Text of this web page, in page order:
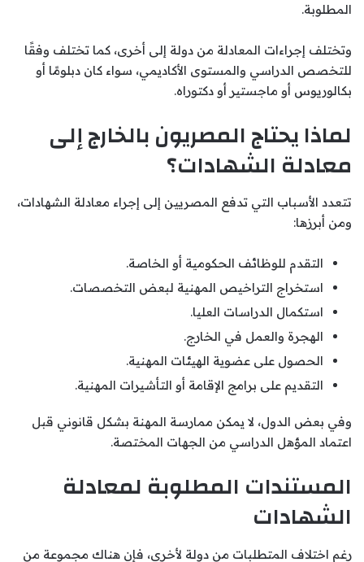
المطلوبة.
وتختلف إجراءات المعادلة من دولة إلى أخرى، كما تختلف وفقًا
للتخصص الدراسي والمستوى الأكاديمي، سواء كان دبلومًا أو
بكالوريوس أو ماجستير أو دكتوراه.
لماذا يحتاج المصريون بالخارج إلى
معادلة الشهادات؟
تتعدد الأسباب التي تدفع المصريين إلى إجراء معادلة الشهادات،
ومن أبرزها:
التقدم للوظائف الحكومية أو الخاصة.
استخراج التراخيص المهنية لبعض التخصصات.
استكمال الدراسات العليا.
الهجرة والعمل في الخارج.
الحصول على عضوية الهيئات المهنية.
التقديم على برامج الإقامة أو التأشيرات المهنية.
وفي بعض الدول، لا يمكن ممارسة المهنة بشكل قانوني قبل
اعتماد المؤهل الدراسي من الجهات المختصة.
المستندات المطلوبة لمعادلة
الشهادات
رغم اختلاف المتطلبات من دولة لأخرى، فإن هناك مجموعة من